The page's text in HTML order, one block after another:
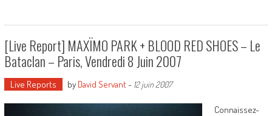
[Live Report] MAXÏMO PARK + BLOOD RED SHOES – Le
Bataclan – Paris, Vendredi 8 Juin 2007
Live Reports by David Servant- 12 juin 2007
Connaissez-